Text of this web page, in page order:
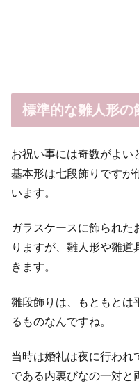
標準的な雛人形の
お祝い事には奇数がよい
基本形は七段飾りですが
います。
ガラスケースに飾られた
りますが、雛人形や雛
きます。
雛段飾りは、もともとは
るものなんですね。
当時は婚礼は夜に行われ
である内裏びなの一対と